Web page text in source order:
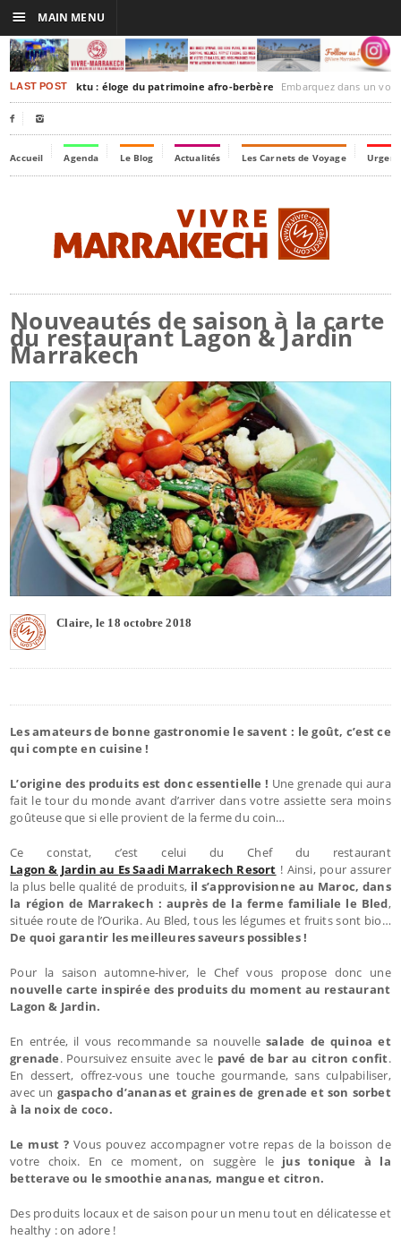
LAST POSTTimbuktu : éloge du patrimoine afro-berbère Embarquez dans un voyage culturel dans le
 
Accueil Agenda Le Blog Actualités Les Carnets de Voyage
Nouveautés de saison à la carte
du restaurant Lagon & Jardin
Marrakech
Claire, le 18 octobre 2018
Les amateurs de bonne gastronomie le savent : le goût, c’est ce
qui compte en cuisine !
L’origine des produits est donc essentielle ! Une grenade qui aura
fait le tour du monde avant d’arriver dans votre assiette sera moins
goûteuse que si elle provient de la ferme du coin…
Ce constat, c’est celui du Chef du restaurant
Lagon & Jardin au Es Saadi Marrakech Resort ! Ainsi, pour assurer
la plus belle qualité de produits, il s’approvisionne au Maroc, dans
la région de Marrakech : auprès de la ferme familiale le Bled,
située route de l’Ourika. Au Bled, tous les légumes et fruits sont bio…
De quoi garantir les meilleures saveurs possibles !
Pour la saison automne-hiver, le Chef vous propose donc une
nouvelle carte inspirée des produits du moment au restaurant
Lagon & Jardin.
En entrée, il vous recommande sa nouvellesalade de quinoa et
grenade. Poursuivez ensuite avec le pavé de bar au citron confit.
En dessert, offrez-vous une touche gourmande, sans culpabiliser,
avec un gaspacho d’ananas et graines de grenade et son sorbet
à la noix de coco.
Le must ?Vous pouvez accompagner votre repas de la boisson de
votre choix. En ce moment, on suggère le jus tonique à la
betterave ou le smoothie ananas, mangue et citron.
Des produits locaux et de saison pour un menu tout en délicatesse et
healthy : on adore !
☰ MAIN MENU